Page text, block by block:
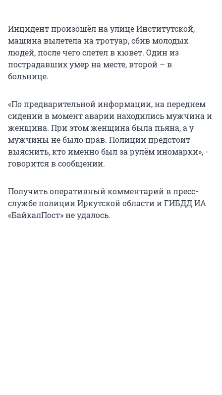
Инцидент произошёл на улице Институтской,
машина вылетела на тротуар, сбив молодых
людей, после чего слетел в кювет. Один из
пострадавших умер на месте, второй – в
больнице.
«По предварительной информации, на переднем
сидении в момент аварии находились мужчина и
женщина. При этом женщина была пьяна, а у
мужчины не было прав. Полиции предстоит
выяснить, кто именно был за рулём иномарки», -
говорится в сообщении.
Получить оперативный комментарий в пресс-
службе полиции Иркутской области и ГИБДД ИА
«БайкалПост» не удалось.